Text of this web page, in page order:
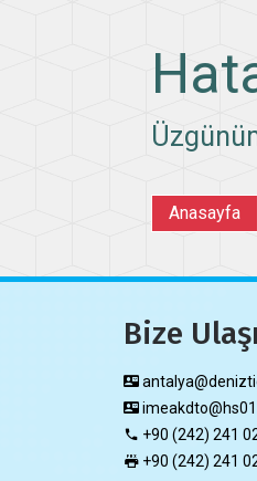
Anasayfa
Bize
+90 (242) 241
+90 (242) 241